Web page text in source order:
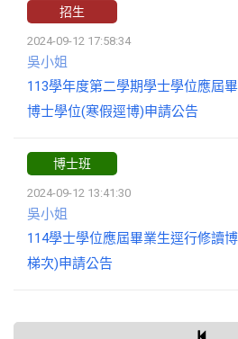
招生
2024-09-12 17:58:34
吳小姐
113學年度第二學期學士學位應屆
博士學位(寒假逕博)申請公告
博士班
2024-09-12 13:41:30
吳小姐
114學士學位應屆畢業生逕行修讀
梯次)申請公告